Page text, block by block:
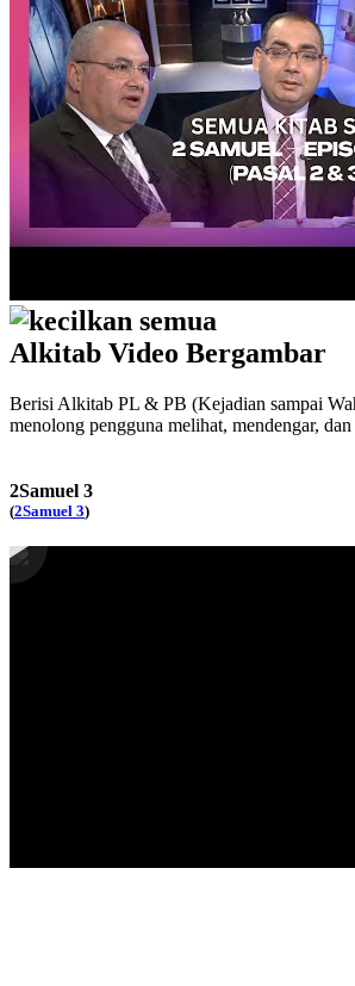
kecilkan semua
Alkitab Video Bergambar
Berisi Alkitab PL & PB (Kejadian sampai
menolong pengguna melihat, mendengar,
2Samuel 3
(2Samuel 3)